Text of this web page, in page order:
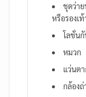
ชุดว่า
หรือรองเ
โลชั่น
หมวก
แว่นต
กล้อง